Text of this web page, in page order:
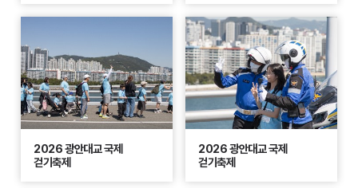
2026 광안대교 국제
걷기축제
2026 광안대교 국제
걷기축제